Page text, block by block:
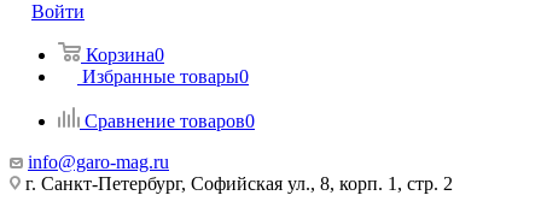
Войти
Корзина0
Избранные товары0
Сравнение товаров0
info@garo-mag.ru
г. Санкт-Петербург, Софийская ул., 8, корп. 1, стр. 2